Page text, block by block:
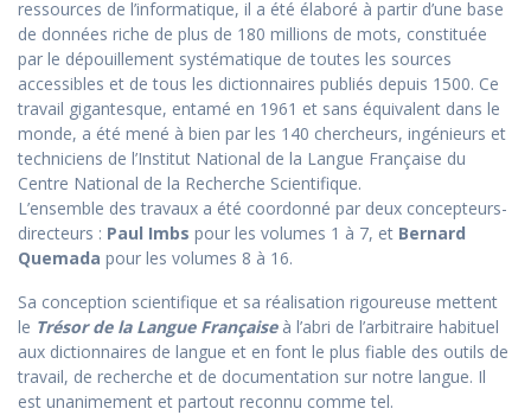
ressources de l’informatique, il a été élaboré à partir d’une base
de données riche de plus de 180 millions de mots, constituée
par le dépouillement systématique de toutes les sources
accessibles et de tous les dictionnaires publiés depuis 1500. Ce
travail gigantesque, entamé en 1961 et sans équivalent dans le
monde, a été mené à bien par les 140 chercheurs, ingénieurs et
techniciens de l’Institut National de la Langue Française du
Centre National de la Recherche Scientifique.
L’ensemble des travaux a été coordonné par deux concepteurs-
directeurs : Paul Imbs pour les volumes 1 à 7, et Bernard
Quemada pour les volumes 8 à 16.
Sa conception scientifique et sa réalisation rigoureuse mettent
le Trésor de la Langue Françaiseà l’abri de l’arbitraire habituel
aux dictionnaires de langue et en font le plus fiable des outils de
travail, de recherche et de documentation sur notre langue. Il
est unanimement et partout reconnu comme tel.